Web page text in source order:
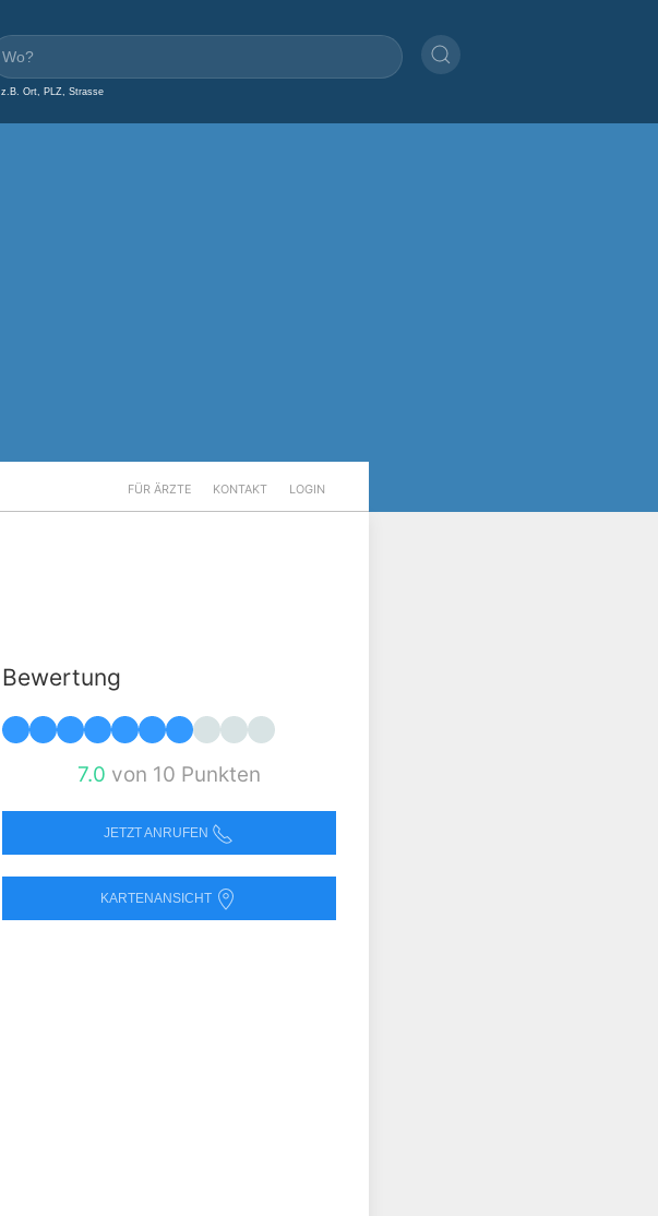
z.B. Ort, PLZ, Strasse
FÜR ÄRZTE KONTAKT LOGIN
Bewertung
7.0 von 10 Punkten
JETZT ANRUFEN
KARTENANSICHT